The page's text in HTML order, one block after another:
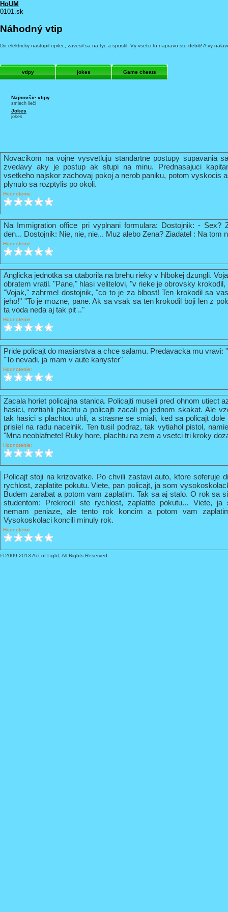
HoUM
0101.sk
Náhodný vtip
Do elektricky nastupil opilec, zavesil sa na tyc a spustil: Vy vsetci tu napravo ste debili! A vy
vtipy jokes Game cheats
Najnovšie vtipy
smiech lieči
Jokes
jokes
Novacikom na vojne vysvetluju standartne postupy supavania
zvedavy aky je postup ak stupi na minu. Prednasajuci
vsetkeho najskor zachovaj pokoj a nerob paniku, potom vyskocis
plynulo sa rozptylis po okoli.
Hodnotenie:
Na Immigration office pri vyplnani formulara: Dostojnik: - Sex?
den... Dostojnik: Nie, nie, nie... Muz alebo Zena? Ziadatel : Na tom
Hodnotenie:
Anglicka jednotka sa utaborila na brehu rieky v hlbokej dzungli.
obratem vratil. "Pane," hlasi velitelovi, "v rieke je obrovsky
"Vojak," zahrmel dostojnik, "co to je za blbost! Ten krokodil sa
jeho!" "To je mozne, pane. Ak sa vsak sa ten krokodil boji len z
ta voda neda aj tak pit .."
Hodnotenie:
Pride policajt do masiarstva a chce salamu. Predavacka mu vravi:
"To nevadi, ja mam v aute kanyster"
Hodnotenie:
Zacala horiet policajna stanica. Policajti museli pred ohnom utiect
hasici, roztiahli plachtu a policajti zacali po jednom skakat. Ale
tak hasici s plachtou uhli, a strasne se smiali, ked sa policajt
prisiel na radu nacelnik. Ten tusil podraz, tak vytiahol pistol,
"Mna neoblafnete! Ruky hore, plachtu na zem a vsetci tri kroky
Hodnotenie:
Policajt stoji na krizovatke. Po chvili zastavi auto, ktore soferuje
rychlost, zaplatite pokutu. Viete, pan policajt, ja som
Budem zarabat a potom vam zaplatim. Tak sa aj stalo. O rok sa
studentom: Prekrocil ste rychlost, zaplatite pokutu... Viete,
nemam peniaze, ale tento rok koncim a potom vam
Vysokoskolaci koncili minuly rok.
Hodnotenie:
© 2009-2013 Act of Light, All Rights Reserved.